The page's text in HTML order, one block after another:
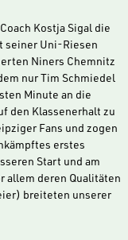
Kostja Sigal die
seiner Uni-Riesen
Niners Chemnitz
nur Tim Schmiedel
Minute an die
den Klassenerhalt zu
Fans und zogen
erstes
Start und am
allem deren Qualitäten
breiteten unserer